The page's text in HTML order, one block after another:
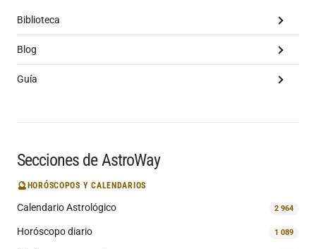
Biblioteca
Blog
Guía
Secciones de AstroWay
🔮HORÓSCOPOS Y CALENDARIOS
Calendario Astrológico 2 964
Horóscopo diario 1 089